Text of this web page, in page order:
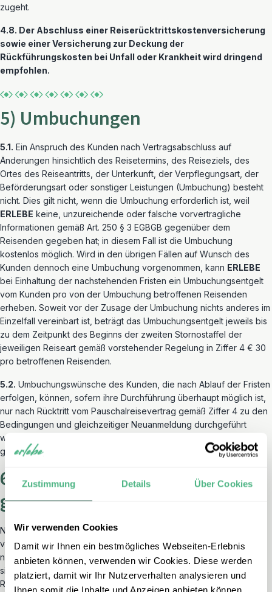
Zustimmung Details Über Cookies
Wir verwenden Cookies
Damit wir Ihnen ein bestmögliches Webseiten-Erlebnis
anbieten können, verwenden wir Cookies. Diese werden
platziert, damit wir Ihr Nutzerverhalten analysieren und
Ihnen somit die Inhalte und Anzeigen anbieten können,
zugeht.
4.8. Der Abschluss einer Reiserücktrittskostenversicherung
sowie einer Versicherung zur Deckung der
Rückführungskosten bei Unfall oder Krankheit wird dringend
empfohlen.
5) Umbuchungen
5.1. Ein Anspruch des Kunden nach Vertragsabschluss auf
Änderungen hinsichtlich des Reisetermins, des Reiseziels, des
Ortes des Reiseantritts, der Unterkunft, der Verpflegungsart, der
Beförderungsart oder sonstiger Leistungen (Umbuchung) besteht
nicht. Dies gilt nicht, wenn die Umbuchung erforderlich ist, weil
ERLEBE keine, unzureichende oder falsche vorvertragliche
Informationen gemäß Art. 250 § 3 EGBGB gegenüber dem
Reisenden gegeben hat; in diesem Fall ist die Umbuchung
kostenlos möglich. Wird in den übrigen Fällen auf Wunsch des
Kunden dennoch eine Umbuchung vorgenommen, kann ERLEBE
bei Einhaltung der nachstehenden Fristen ein Umbuchungsentgelt
vom Kunden pro von der Umbuchung betroffenen Reisenden
erheben. Soweit vor der Zusage der Umbuchung nichts anderes im
Einzelfall vereinbart ist, beträgt das Umbuchungsentgelt jeweils bis
zu dem Zeitpunkt des Beginns der zweiten Stornostaffel der
jeweiligen Reiseart gemäß vorstehender Regelung in Ziffer 4 € 30
pro betroffenen Reisenden.
5.2. Umbuchungswünsche des Kunden, die nach Ablauf der Fristen
erfolgen, können, sofern ihre Durchführung überhaupt möglich ist,
nur nach Rücktritt vom Pauschalreisevertrag gemäß Ziffer 4 zu den
Bedingungen und gleichzeitiger Neuanmeldung durchgeführt
werden. Dies gilt nicht bei Umbuchungswünschen, die nur
geringfügige Kosten verursachen.
6) Nicht in Anspruch
genommene Leistung
Nimmt der Reisende einzelne Reiseleistungen, zu deren
vertragsgemäßer ErbringungERLEBEbereit und in der Lage war,
nicht in Anspruch aus Gründen, die dem Reisenden zuzurechnen
sind, hat er keinen Anspruch auf anteilige Erstattung des
Reisepreises, soweit solche Gründe ihn nicht nach den